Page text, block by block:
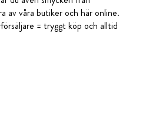
av våra butiker och här online.
= tryggt köp och alltid